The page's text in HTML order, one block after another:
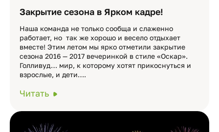
Закрытие сезона в Ярком кадре!
Наша команда не только сообща и слаженно
работает, но так же хорошо и весело отдыхает
вместе! Этим летом мы ярко отметили закрытие
сезона 2016 — 2017 вечеринкой в стиле «Оскар».
Голливуд… мир, к которому хотят прикоснуться и
взрослые, и дети….
Читать